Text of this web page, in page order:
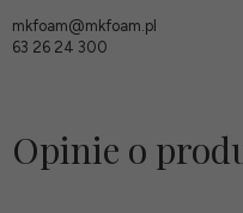
mkfoam@mkfoam.pl
63 26 24 300
Opinie o